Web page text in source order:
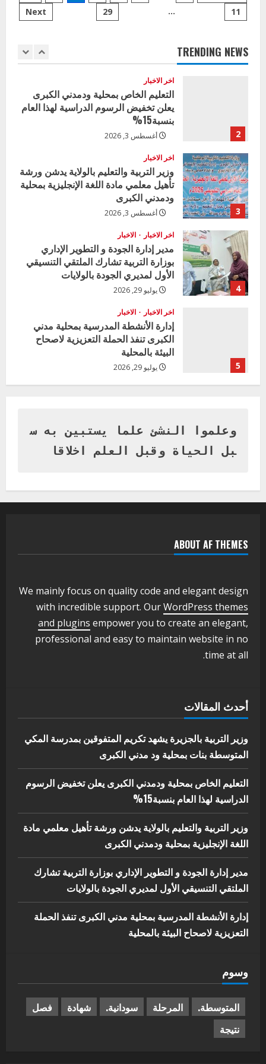
بالولاية
يترأس
في
مجال
التعليم
pagination
11
…
29
Next
TRENDING NEWS
1
اخر الاخبار
وزير التربية بالجزيرة يشهد تكريم
2
اخر الاخبار
التعليم الخاص بمحلية ودمدني الكبرى
يعلن تخفيض الرسوم الدراسية لهذا العام
بنسبة15%
أغسطس 3, 2026
3
اخر الاخبار
وزير التربية والتعليم بالولاية يدشن ورشة
تأهيل معلمي مادة اللغة الإنجليزية بمحلية
ودمدني الكبرى
أغسطس 3, 2026
4
اخر الاخبار الاخبار
مدير إدارة الجودة و التطوير الإداري
بوزارة التربية تشارك الملتقي التنسيقي
الأول لمديري الجودة بالولايات
يوليو 29, 2026
5
اخر الاخبار الاخبار
إدارة الأنشطة المدرسية بمحلية مدني
الكبرى تنفذ الحملة التعزيزية لاصحاح
البيئة بالمحلية
يوليو 29, 2026
بنات بمحلية ود مدني الكبرى
أغسطس 3, 2026
يعلن تخفيض الرسوم الدراسية لهذا العام
بنسبة15%
3
وزير التربية والتعليم بالولاية يدشن ورشة
أغسطس 3, 2026
اخر الاخبار الاخبار
مدير إدارة الجودة و التطوير الإداري
بوزارة التربية تشارك الملتقي التنسيقي
5
البيئة بالمحلية
يوليو 29, 2026
وعلموا النشئ علما يستبين به س
بل الحياة وقبل العلم اخلاقا
ABOUT AF THEMES
We mainly focus on quality code and elegant design
with incredible support. OurWordPress themes
and plugins empower you to create an elegant,
professional and easy to maintain website in no
time at all.
أحدث المقالات
وزير التربية بالجزيرة يشهد تكريم المتفوقين بمدرسة المكي
المتوسطة بنات بمحلية ود مدني الكبرى
التعليم الخاص بمحلية ودمدني الكبرى يعلن تخفيض الرسوم
الدراسية لهذا العام بنسبة15%
وزير التربية والتعليم بالولاية يدشن ورشة تأهيل معلمي مادة
اللغة الإنجليزية بمحلية ودمدني الكبرى
مدير إدارة الجودة و التطوير الإداري بوزارة التربية تشارك
الملتقي التنسيقي الأول لمديري الجودة بالولايات
إدارة الأنشطة المدرسية بمحلية مدني الكبرى تنفذ الحملة
التعزيزية لاصحاح البيئة بالمحلية
وسوم
المتوسطة. المرحلة سودانية. شهادة
فصل
نتيجة